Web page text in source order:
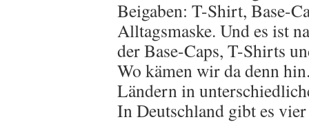
Beigaben: T-Shirt, Base-
Alltagsmaske. Und es ist
der Base-Caps, T-Shirts
Wo kämen wir da denn
Ländern in
In Deutschland gibt es